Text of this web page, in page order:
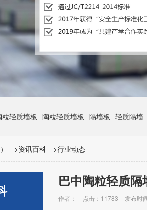
轻质墙板 陶粒轻质墙板 隔墙板 轻质隔墙
>资讯百科 >行业动态
巴中陶粒轻质隔
作者： 点击：11783 发布时